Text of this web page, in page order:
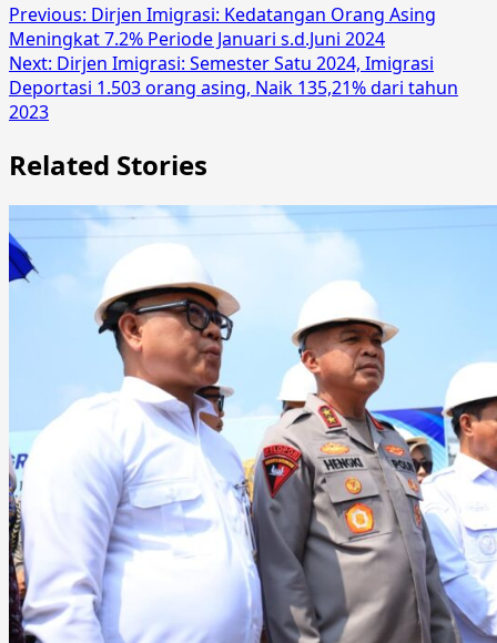
Previous: Dirjen Imigrasi: Kedatangan Orang Asing
Meningkat 7.2% Periode Januari s.d.Juni 2024
Next: Dirjen Imigrasi: Semester Satu 2024, Imigrasi
Deportasi 1.503 orang asing, Naik 135,21% dari tahun
2023
Related Stories